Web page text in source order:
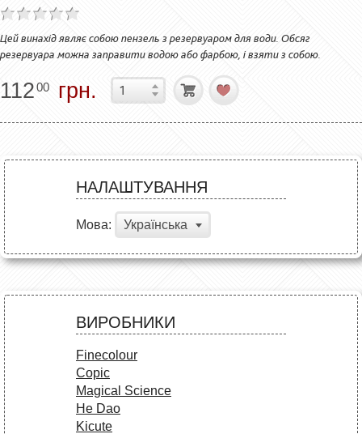
Цей винахід являє собою пензель з резервуаром для води. Обсяг
резервуара можна заправити водою або фарбою, і взяти з собою.
11200 грн.
НАЛАШТУВАННЯ
Мова: Українська
ВИРОБНИКИ
Finecolour
Copic
Magical Science
He Dao
Kicute